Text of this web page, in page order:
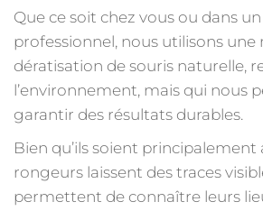
Que ce soit chez vous ou dans
professionnel, nous utilisons
dératisation de souris naturelle,
l’environnement, mais qui nous
garantir des résultats durables.
Bien qu’ils soient principalement
rongeurs laissent des traces
permettent de connaître leurs